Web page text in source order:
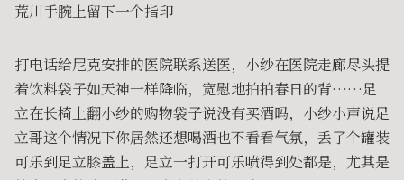
荒川手腕上留下一个指印
打电话给尼克安排的医院联系送医，小纱在医院走廊尽头提
着饮料袋子如天神一样降临，宽慰地拍拍春日的背……足
立在长椅上翻小纱的购物袋子说没有买酒吗，小纱小声说足
立哥这个情况下你居然还想喝酒也不看看气氛，丢了个罐装
可乐到足立膝盖上，足立一打开可乐喷得到处都是，尤其是